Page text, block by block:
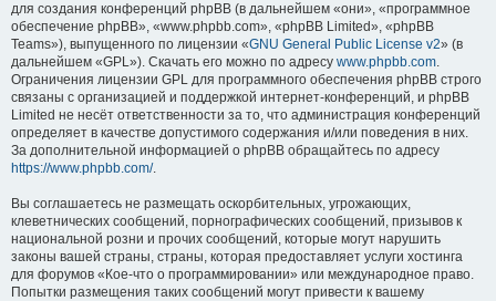
для создания конференций phpBB (в дальнейшем «они», «программное
обеспечение phpBB», «www.phpbb.com», «phpBB Limited», «phpBB
Teams»), выпущенного по лицензии «GNU General Public License v2» (в
дальнейшем «GPL»). Скачать его можно по адресу www.phpbb.com.
Ограничения лицензии GPL для программного обеспечения phpBB строго
связаны с организацией и поддержкой интернет-конференций, и phpBB
Limited не несёт ответственности за то, что администрация конференций
определяет в качестве допустимого содержания и/или поведения в них.
За дополнительной информацией о phpBB обращайтесь по адресу
https://www.phpbb.com/.
Вы соглашаетесь не размещать оскорбительных, угрожающих,
клеветнических сообщений, порнографических сообщений, призывов к
национальной розни и прочих сообщений, которые могут нарушить
законы вашей страны, страны, которая предоставляет услуги хостинга
для форумов «Кое-что о программировании» или международное право.
Попытки размещения таких сообщений могут привести к вашему